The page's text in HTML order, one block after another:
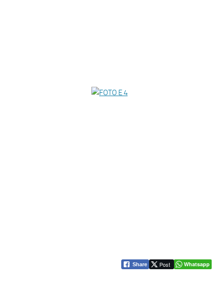
Share Post Whatsapp